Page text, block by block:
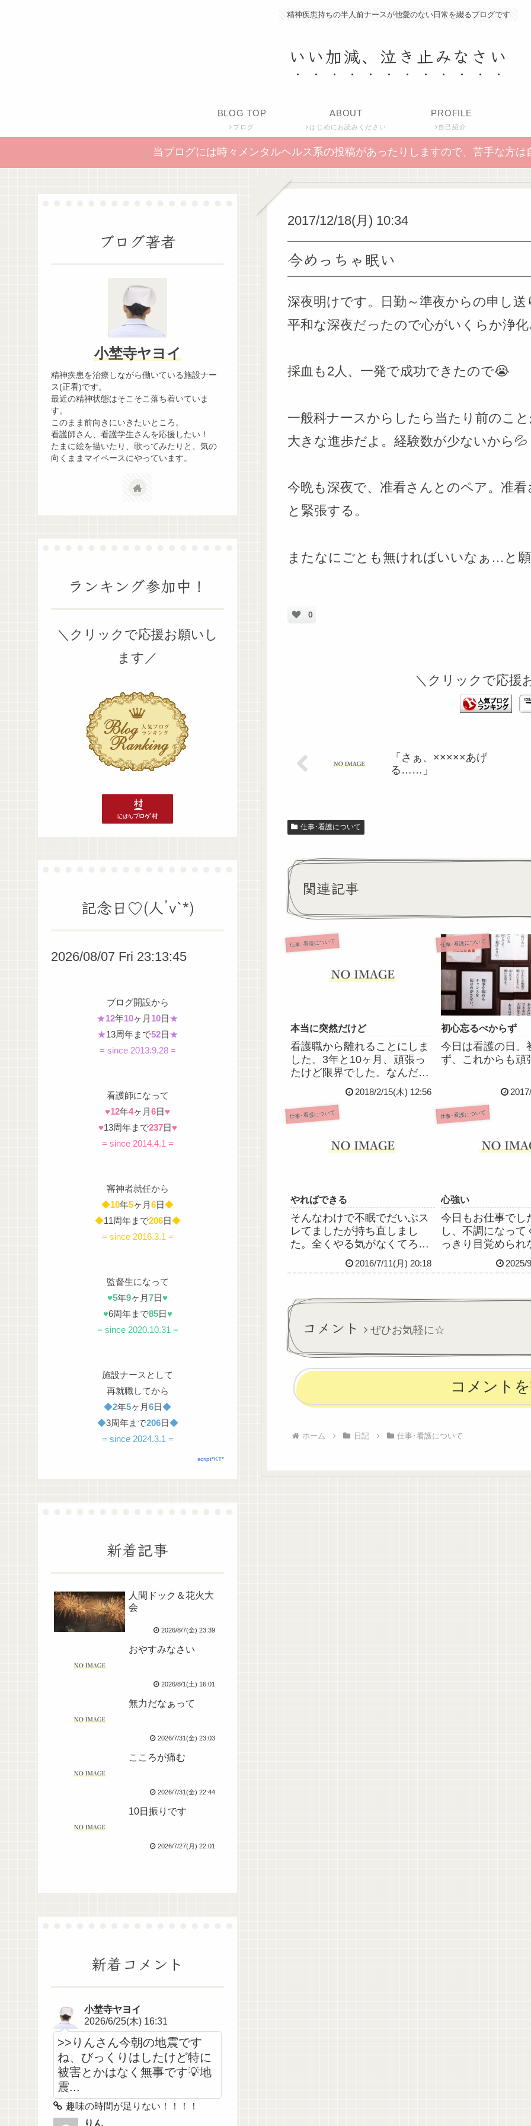
精神疾患持ちの半人前ナースが他愛のない日常を綴るブログです
いい加減、泣き止みなさい
BLOG TOP
ブログ
ABOUT
はじめにお読みください
PROFILE
自己紹介
当ブログには時々メンタルヘルス系の投稿があったりしますので、苦手な方
2017/12/18(月) 10:34
今めっちゃ眠い
深夜明けです。日勤～準夜からの申し
平和な深夜だったので心がいくらか浄
採血も2人、一発で成功できたので😭
一般科ナースからしたら当たり前のこ
大きな進歩だよ。経験数が少ないから💦
今晩も深夜で、准看さんとのペア。准
と緊張する。
またなにごとも無ければいいなぁ…と
0
＼クリックで応援
「さぁ、×××××あげ
る……」
仕事･看護について
関連記事
仕事･看護について
本当に突然だけど
看護職から離れることにしま
した。3年と10ヶ月、頑張っ
たけど限界でした。なんだ
か、心にぽっかり大きな穴が
あいた感じ。でも、最終的に
は、自分で決めました。資格
を失ったわけじゃないけど、
もう自分は看護師じゃなくな
るんだなぁって思うと寂しい
2018/2/15(木) 12:56
仕事･看護について
初心忘るべからず
今日は看護の日。
ず、これからも頑
仕事･看護について
やればできる
そんなわけで不眠でだいぶス
レてましたが持ち直しまし
た。全くやる気がなくてろく
に化粧もせず出勤しました
が、なせばなるものというか
いうか。普段通りの仕事がで
きました。以前までだったら
めそめそ引きずってまともに
仕事になら...
2016/7/11(月) 20:18
仕事･看護について
心強い
今日もお仕事でし
し、不調になって
っきり目覚められ
くるので、今朝
られなかったから
て。...
2025/
コメント ぜひお気軽に☆
コメント
ホーム 日記 仕事･看護について
ブログ著者
小埜寺ヤヨイ
精神疾患を治療しながら働いている施設ナー
ス(正看)です。
最近の精神状態はそこそこ落ち着いていま
す。
このまま前向きにいきたいところ。
看護師さん、看護学生さんを応援したい！
たまに絵を描いたり、歌ってみたりと、気の
向くままマイペースにやっています。
ランキング参加中！
＼クリックで応援お願いし
ます／
記念日♡(人’v`*)
2026/08/07 Fri 23:13:46
ブログ開設から
★12年10ヶ月 10日★
★13周年まで52日★
= since 2013.9.28 =
看護師になって
♥12年4ヶ月6日♥
♥13周年まで237日♥
= since 2014.4.1 =
審神者就任から
◆10年5ヶ月6日◆
◆11周年まで206日◆
= since 2016.3.1 =
監督生になって
♥5年9ヶ月7日♥
♥6周年まで85日♥
= since 2020.10.31 =
施設ナースとして
再就職してから
◆2年5ヶ月6日◆
◆3周年まで206日◆
= since 2024.3.1 =
script*KT*
新着記事
人間ドック＆花火大
会
2026/8/7(金) 23:39
おやすみなさい
2026/8/1(土) 16:01
無力だなぁって
2026/7/31(金) 23:03
こころが痛む
2026/7/31(金) 22:44
10日振りです
2026/7/27(月) 22:01
新着コメント
小埜寺ヤヨイ
2026/6/25(木) 16:31
>>りんさん今朝の地震です
ね、びっくりはしたけど特に
被害とかはなく無事です💡地
震...
趣味の時間が足りない！！！！
りん